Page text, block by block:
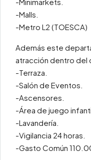
-Malls.
-Metro L2 (TOESCA)
Además este
atracción dentro del
-Terraza.
-Salón de Eventos.
-Ascensores.
-Área de juego
-Lavandería.
-Vigilancia 24 horas.
-Gasto Común